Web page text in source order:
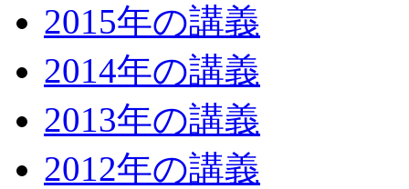
2015年の講義
2014年の講義
2013年の講義
2012年の講義